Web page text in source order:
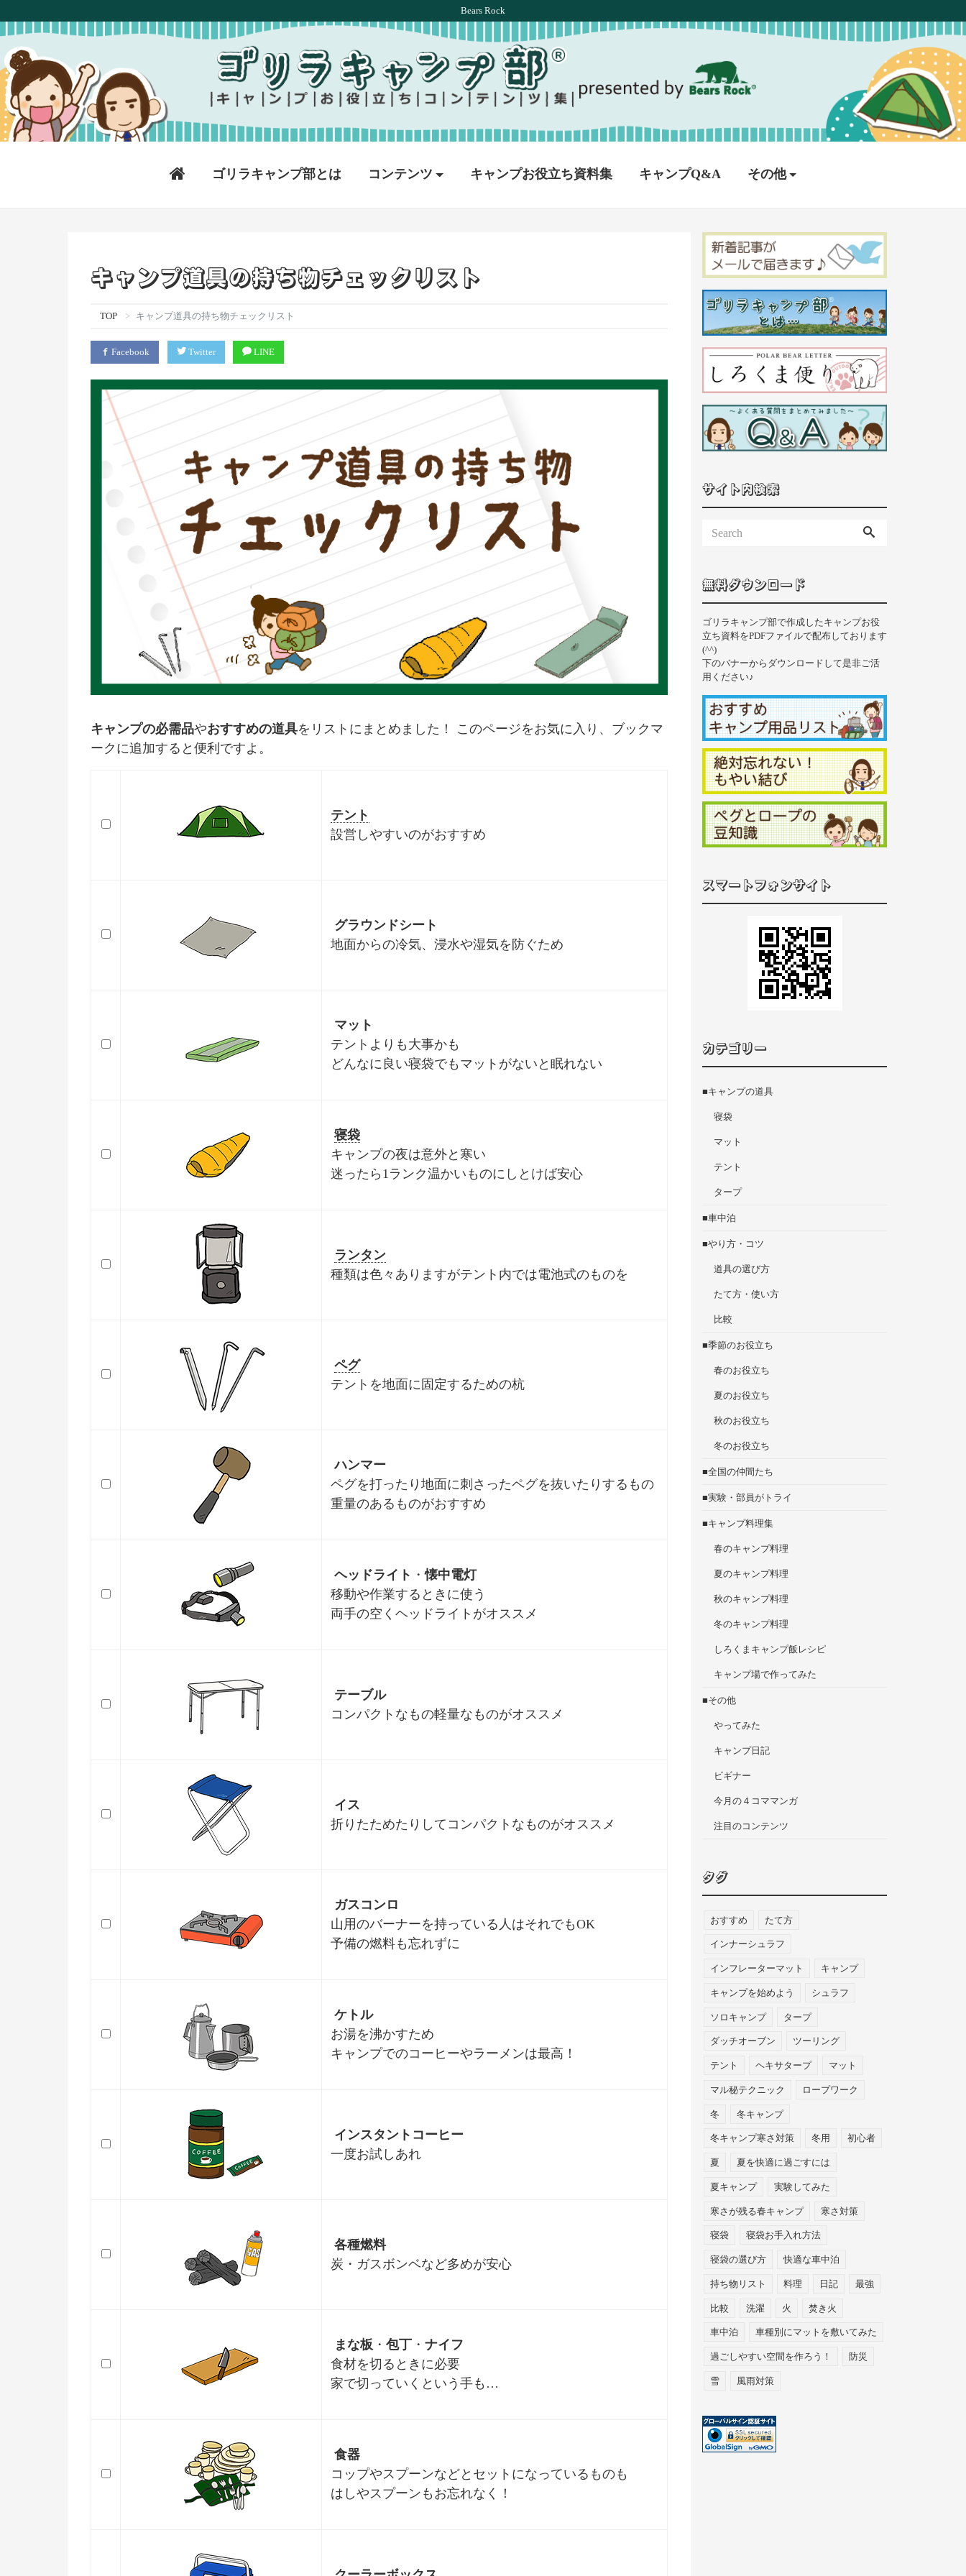
Bears Rock
ゴリラキャンプ部とは コンテンツ キャンプお役立ち資料集 キャンプQ&A その他
キャンプ道具の持ち物チェックリスト
TOP キャンプ道具の持ち物チェックリスト
Facebook Twitter LINE
キャンプの必需品やおすすめの道具をリストにまとめました！ このページをお気に入り、ブックマ
ークに追加すると便利ですよ。
テント
設営しやすいのがおすすめ
グラウンドシート
地面からの冷気、浸水や湿気を防ぐため
マット
テントよりも大事かも
どんなに良い寝袋でもマットがないと眠れない
寝袋
キャンプの夜は意外と寒い
迷ったら1ランク温かいものにしとけば安心
ランタン
種類は色々ありますがテント内では電池式のものを
ペグ
テントを地面に固定するための杭
ハンマー
ペグを打ったり地面に刺さったペグを抜いたりするもの
重量のあるものがおすすめ
ヘッドライト ・懐中電灯
移動や作業するときに使う
両手の空くヘッドライトがオススメ
テーブル
コンパクトなもの軽量なものがオススメ
イス
折りたためたりしてコンパクトなものがオススメ
ガスコンロ
山用のバーナーを持っている人はそれでもOK
予備の燃料も忘れずに
ケトル
お湯を沸かすため
キャンプでのコーヒーやラーメンは最高！
インスタントコーヒー
一度お試しあれ
各種燃料
炭・ガスボンベなど多めが安心
まな板 ・ 包丁 ・ ナイフ
食材を切るときに必要
家で切っていくという手も…
食器
コップやスプーンなどとセットになっているものも
はしやスプーンもお忘れなく！
サイト内検索
無料ダウンロード
ゴリラキャンプ部で作成したキャンプお役
立ち資料をPDFファイルで配布しております
(^^)
下のバナーからダウンロードして是非ご活
用ください♪
スマートフォンサイト
カテゴリー
■キャンプの道具
寝袋
マット
テント
タープ
■車中泊
■やり方・コツ
道具の選び方
たて方・使い方
比較
■季節のお役立ち
春のお役立ち
夏のお役立ち
秋のお役立ち
冬のお役立ち
■全国の仲間たち
■実験・部員がトライ
■キャンプ料理集
春のキャンプ料理
夏のキャンプ料理
秋のキャンプ料理
冬のキャンプ料理
しろくまキャンプ飯レシピ
キャンプ場で作ってみた
■その他
やってみた
キャンプ日記
ビギナー
今月の４コママンガ
注目のコンテンツ
タグ
おすすめ たて方
インナーシュラフ
インフレーターマット キャンプ
キャンプを始めよう シュラフ
ソロキャンプ タープ
ダッチオーブン ツーリング
テント ヘキサタープ マット
マル秘テクニック ロープワーク
冬 冬キャンプ
冬キャンプ寒さ対策 冬用 初心者
夏 夏を快適に過ごすには
夏キャンプ 実験してみた
寒さが残る春キャンプ 寒さ対策
寝袋 寝袋お手入れ方法
寝袋の選び方 快適な車中泊
持ち物リスト 料理 日記 最強
比較 洗濯 火 焚き火
車中泊 車種別にマットを敷いてみた
過ごしやすい空間を作ろう！ 防災
雪 風雨対策